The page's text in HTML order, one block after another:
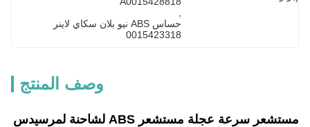
0015423318
وصف المنتج
مستشعر سرعة عجلة مستشعر ABS لشاحنة لمرسيدس